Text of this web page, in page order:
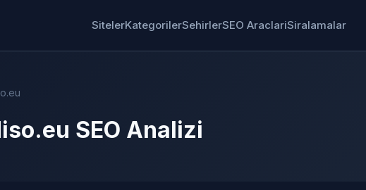
SitelerKategorilerSehirlerSEO AraclariSiralamalar
SEO Analizi